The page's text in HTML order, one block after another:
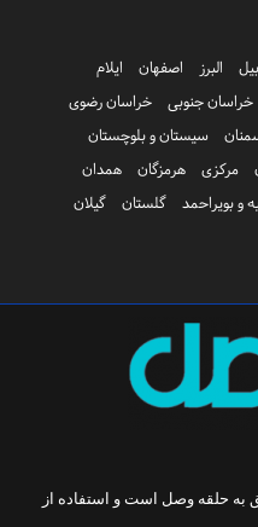
البرز اصفهان
ایلام
خراسان جنوبی
خراسان رضوی
سیستان و بلوچستان
مرکزی هرمزگان
همدان
و بویراحمد گلستان
گیلان
به حلقه وصل است و استفاده از